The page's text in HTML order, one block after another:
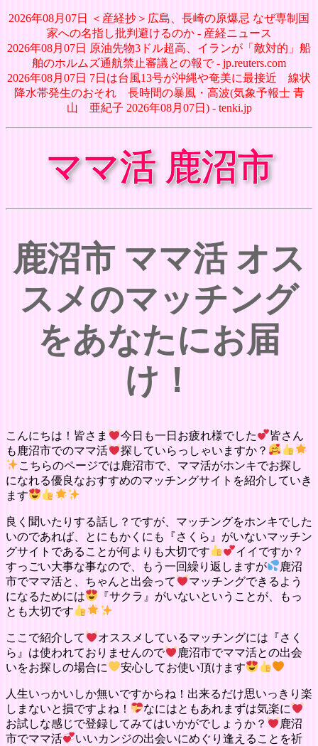
2026年08月07日 ＜産経抄＞広島、長崎の原爆忌 なぜ専制国
家への名指し批判避けるのか - 産経ニュース
2026年08月07日 原油先物3ドル超高、イランが「敵対的」船
舶のホルムズ通航禁止審議との報で - jp.reuters.com
2026年08月07日 7日は台風13号が沖縄や奄美に最接近 線状
降水帯発生のおそれ 長時間の暴風・高波(気象予報士 青
山 亜紀子 2026年08月07日) - tenki.jp
ママ活 鹿沼市
鹿沼市 ママ活 オス
スメのマッチング
をあなたにお届
け！
こんにちは！皆さま 今日も一日お疲れ様でした
皆さん
も鹿沼市でのママ活
探していらっしゃいますか？
こちらのページでは鹿沼市で、ママ活がホンキでお探し
になれる優良なおすすめのマッチングサイトを紹介していき
ます
良く聞いたりする話し？ですが、マッチングをホンキでした
いのであれば、とにもかくにも『さくら』がいないマッチン
グサイトであることが何よりも大切です
イイですか？
すっごい大事な事なので、もう一回繰り返しますが
鹿沼
市でママ活と、ちゃんと出会って
マッチングできるよう
になるためには
『サクラ』がいないということが、もっ
とも大切です
ここで紹介して
オススメしているマッチングには『さく
ら』は使われておりませんので
鹿沼市でママ活との出会
いをお探しの場合に
安心してお使い頂けます
人生いっかいしか無いですからね！出来るだけ思いっきり楽
しまないと損ですよね！
なにはともあれまずは気楽に
お試しな感じで登録してみてはいかがでしょうか？
鹿沼
市でママ活
いいカンジの出会いにめぐり逢えることを祈